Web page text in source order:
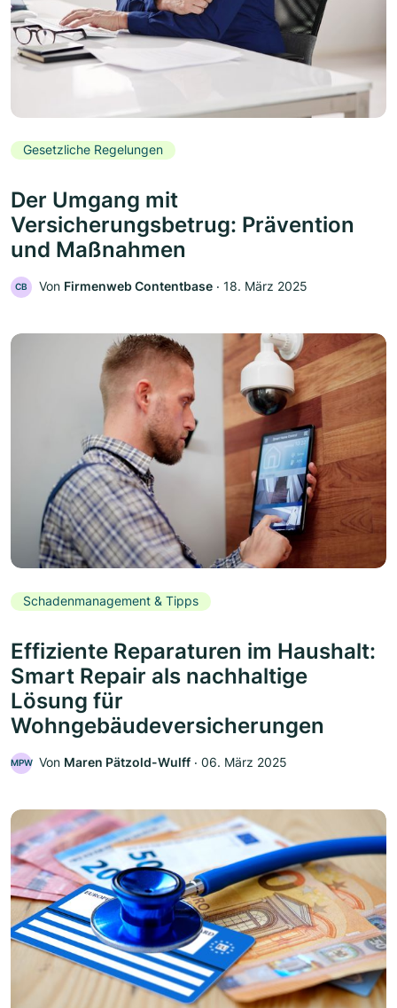
Gesetzliche Regelungen
Der Umgang mit
Versicherungsbetrug: Prävention
und Maßnahmen
CB Von Firmenweb Contentbase ‧ 18. März 2025
Schadenmanagement & Tipps
Effiziente Reparaturen im Haushalt:
Smart Repair als nachhaltige
Lösung für
Wohngebäudeversicherungen
MPW Von Maren Pätzold-Wulff ‧ 06. März 2025